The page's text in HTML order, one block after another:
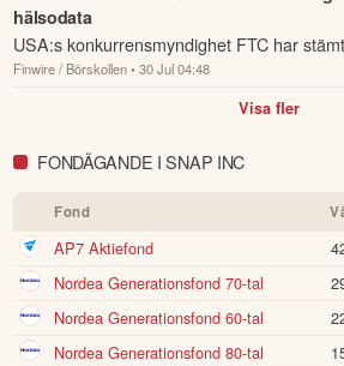
hälsodata
USA:s konkurrensmyndighet FTC har
Hers och anklagar telehälsobolaget för att
användares känsliga hälsodata med
Finwire / Börskollen • 30 Jul 04:48
Visa fler
FONDÄGANDE I SNAP INC
Fond
AP7 Aktiefond
Nordea Generationsfond 70-tal
Nordea Generationsfond 60-tal
Nordea Generationsfond 80-tal